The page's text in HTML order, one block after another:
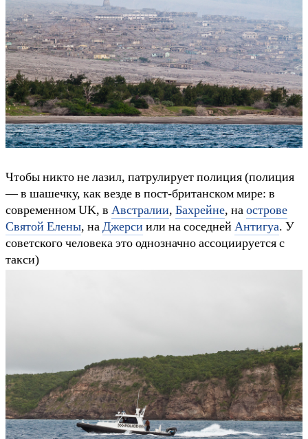
Чтобы никто не лазил, патрулирует полиция (полиция
— в шашечку, как везде в пост-британском мире: в
современном UK, в Австралии, Бахрейне, наострове
Святой Елены, наДжерси или на соседней Антигуа. У
советского человека это однозначно ассоциируется с
такси)